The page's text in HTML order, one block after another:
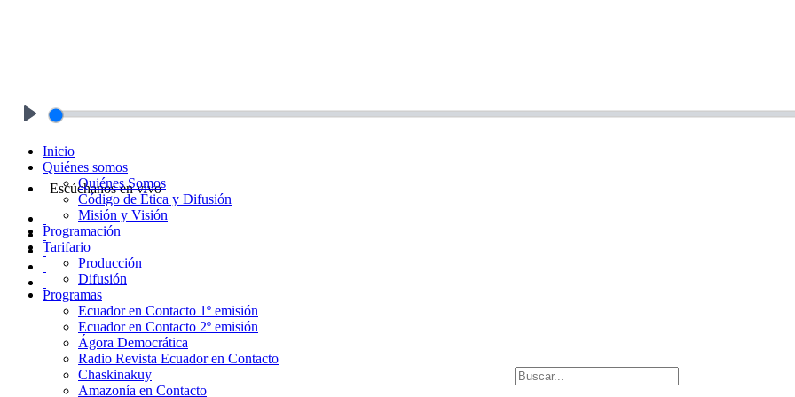
Escúchanos en vivo
Inicio
Quiénes somos
Quiénes Somos
Código de Ética y Difusión
Misión y Visión
Programación
Tarifario
Producción
Difusión
Programas
Ecuador en Contacto 1º emisión
Ecuador en Contacto 2º emisión
Ágora Democrática
Radio Revista Ecuador en Contacto
Chaskinakuy
Amazonía en Contacto